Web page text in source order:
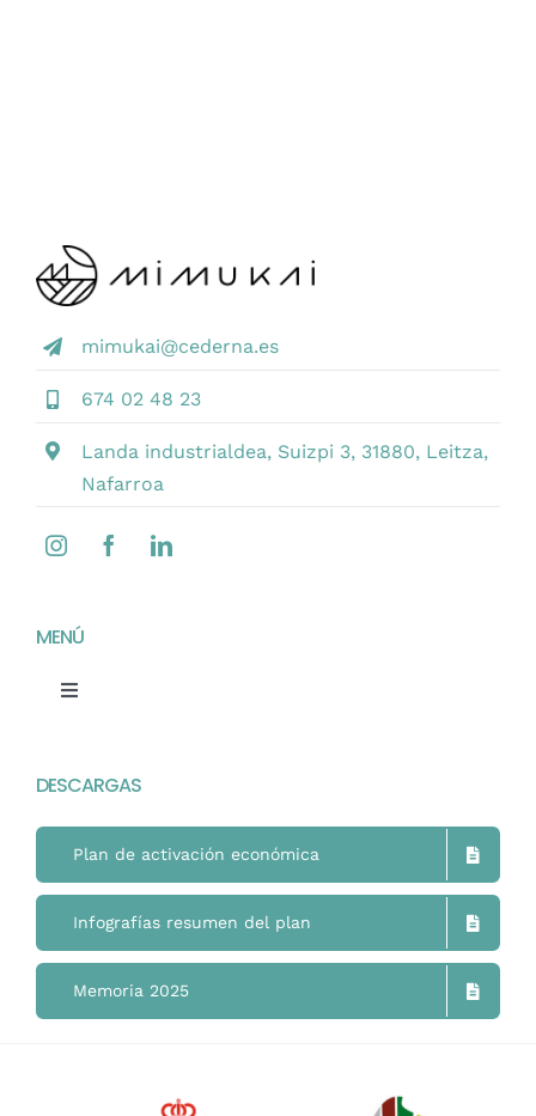
mimukai@cederna.es
674 02 48 23
Landa industrialdea, Suizpi 3, 31880, Leitza,
Nafarroa
MENÚ
Toggle
Mimukai
El Centro
La Comunidad
DESCARGAS
Plan de activación económica
Infografías resumen del plan
Memoria 2025